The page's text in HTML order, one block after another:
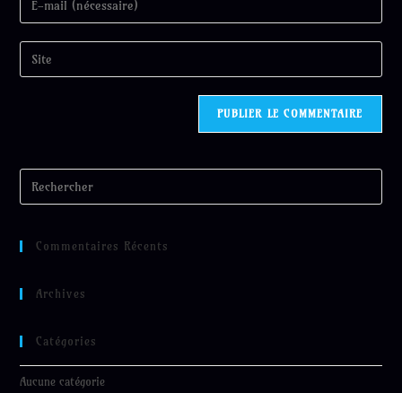
Commentaires Récents
Archives
Catégories
Aucune catégorie